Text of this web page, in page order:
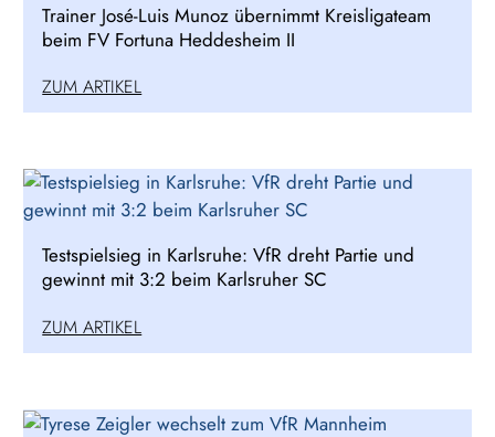
Trainer José-Luis Munoz übernimmt Kreisligateam
beim FV Fortuna Heddesheim II
ZUM ARTIKEL
Testspielsieg in Karlsruhe: VfR dreht Partie und
gewinnt mit 3:2 beim Karlsruher SC
ZUM ARTIKEL